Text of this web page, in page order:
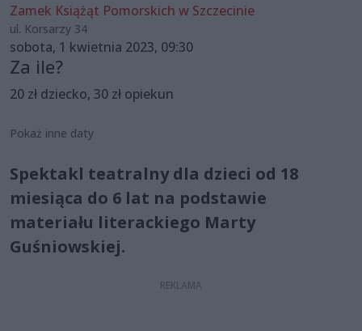
Zamek Książąt Pomorskich w Szczecinie
ul. Korsarzy 34
sobota, 1 kwietnia 2023, 09:30
Za ile?
20 zł dziecko, 30 zł opiekun
Pokaż inne daty
Spektakl teatralny dla dzieci od 18
miesiąca do 6 lat na podstawie
materiału literackiego Marty
Guśniowskiej.